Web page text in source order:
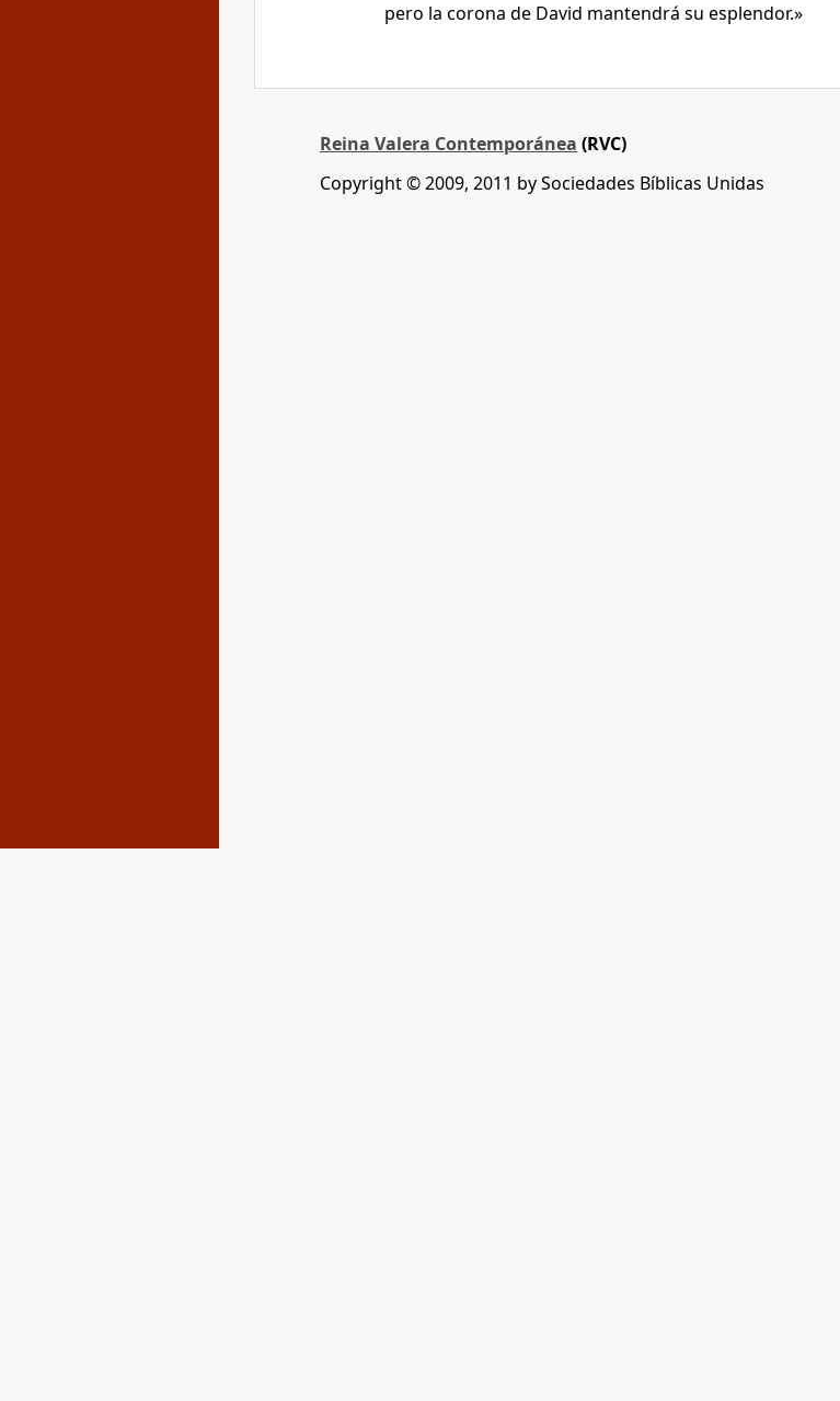
pero la corona de David mantendrá su esplendor.»
Reina Valera Contemporánea (RVC)
Copyright © 2009, 2011 by Sociedades Bíblicas Unidas